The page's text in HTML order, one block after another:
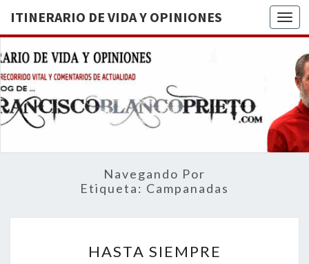
ITINERARIO DE VIDA Y OPINIONES
DE
BREVE
RECORRIDO
VITAL Y
ACTUALIDAD
Navegando Por
Etiqueta: Campanadas
SIEMPRE
HASTA SIEMPRE